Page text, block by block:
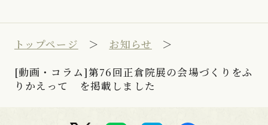
トップページ
お知らせ
[動画・コラム]第76回正倉院展の会場づくりをふ
りかえって を掲載しました